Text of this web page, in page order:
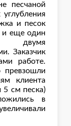
песчаной
и песок
и еще один
двумя
Заказчик
работе.
превзошли
клиента
см песка)
в